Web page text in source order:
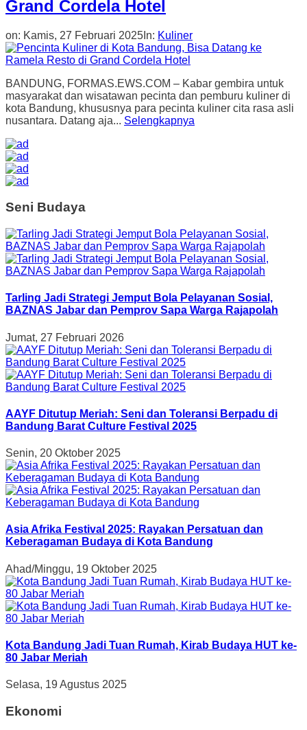
Grand Cordela Hotel
on: Kamis, 27 Februari 2025 In: Kuliner
BANDUNG, FORMAS.EWS.COM – Kabar gembira untuk
masyarakat dan wisatawan pecinta dan pemburu kuliner di
kota Bandung, khususnya para pecinta kuliner cita rasa asli
nusantara. Datang aja... Selengkapnya
Seni Budaya
Tarling Jadi Strategi Jemput Bola Pelayanan Sosial,
BAZNAS Jabar dan Pemprov Sapa Warga Rajapolah
Jumat, 27 Februari 2026
AAYF Ditutup Meriah: Seni dan Toleransi Berpadu di
Bandung Barat Culture Festival 2025
Senin, 20 Oktober 2025
Asia Afrika Festival 2025: Rayakan Persatuan dan
Keberagaman Budaya di Kota Bandung
Ahad/Minggu, 19 Oktober 2025
Kota Bandung Jadi Tuan Rumah, Kirab Budaya HUT ke-
80 Jabar Meriah
Selasa, 19 Agustus 2025
Ekonomi